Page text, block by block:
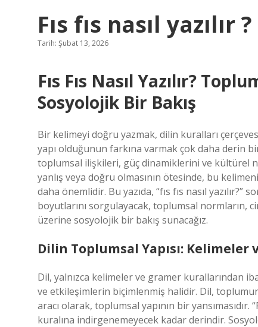
Fıs fıs nasıl yazılır ?
Tarih: Şubat 13, 2026
Fıs Fıs Nasıl Yazılır?
Sosyolojik Bir Bakış
Bir kelimeyi doğru yazmak, dilin kuralları
yapı olduğunun farkına varmak çok daha derin
toplumsal ilişkileri, güç dinamiklerini ve kültürel
yanlış veya doğru olmasının ötesinde, bu
daha önemlidir. Bu yazıda, “fıs fıs nasıl
boyutlarını sorgulayacak, toplumsal
üzerine sosyolojik bir bakış sunacağız.
Dilin Toplumsal Yapısı: Kelimeler
Dil, yalnızca kelimeler ve gramer kurallarından
ve etkileşimlerin biçimlenmiş halidir. Dil,
aracı olarak, toplumsal yapının bir yansımasıdır.
kuralına indirgenemeyecek kadar derindir.